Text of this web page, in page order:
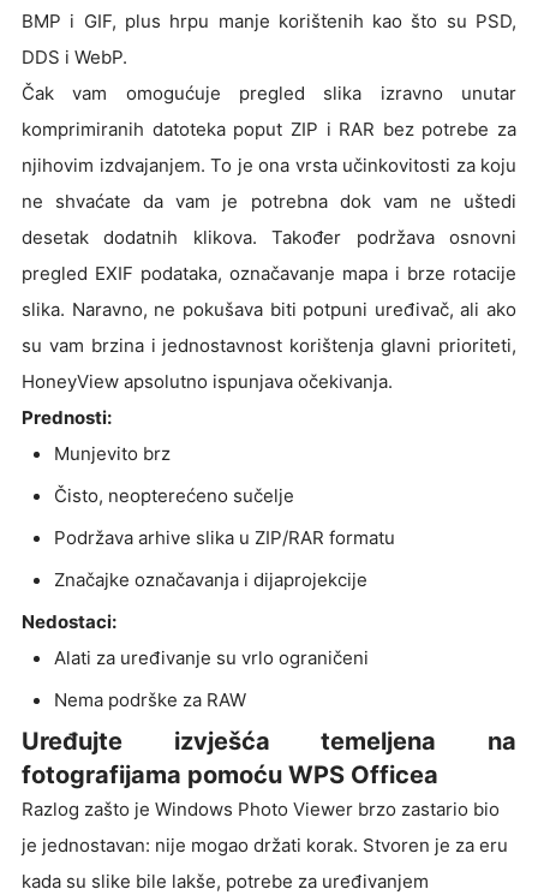
BMP i GIF, plus hrpu manje korištenih kao što su PSD,
DDS i WebP.
Čak vam omogućuje pregled slika izravno unutar
komprimiranih datoteka poput ZIP i RAR bez potrebe za
njihovim izdvajanjem. To je ona vrsta učinkovitosti za koju
ne shvaćate da vam je potrebna dok vam ne uštedi
desetak dodatnih klikova. Također podržava osnovni
pregled EXIF podataka, označavanje mapa i brze rotacije
slika. Naravno, ne pokušava biti potpuni uređivač, ali ako
su vam brzina i jednostavnost korištenja glavni prioriteti,
HoneyView apsolutno ispunjava očekivanja.
Prednosti:
Munjevito brz
Čisto, neopterećeno sučelje
Podržava arhive slika u ZIP/RAR formatu
Značajke označavanja i dijaprojekcije
Nedostaci:
Alati za uređivanje su vrlo ograničeni
Nema podrške za RAW
Uređujte izvješća temeljena na
fotografijama pomoću WPS Officea
Razlog zašto je Windows Photo Viewer brzo zastario bio
je jednostavan: nije mogao držati korak. Stvoren je za eru
kada su slike bile lakše, potrebe za uređivanjem